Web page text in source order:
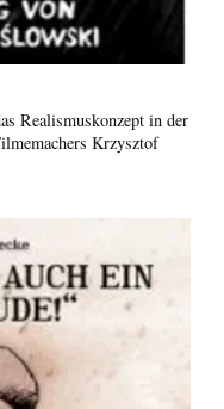
Realismuskonzept in der
Krzysztof